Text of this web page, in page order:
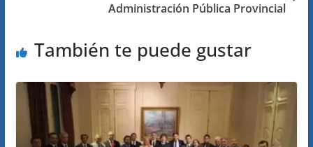
Administración Pública Provincial
También te puede gustar